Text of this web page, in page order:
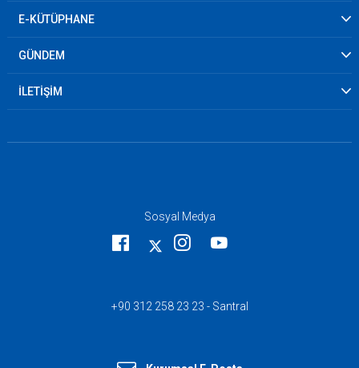
E-KÜTÜPHANE
GÜNDEM
İLETİŞİM
Sosyal Medya
+90 312 258 23 23 - Santral